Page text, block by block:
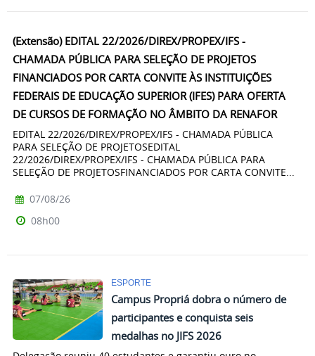
(Extensão) EDITAL 22/2026/DIREX/PROPEX/IFS -
CHAMADA PÚBLICA PARA SELEÇÃO DE PROJETOS
FINANCIADOS POR CARTA CONVITE ÀS INSTITUIÇÕES
FEDERAIS DE EDUCAÇÃO SUPERIOR (IFES) PARA OFERTA
DE CURSOS DE FORMAÇÃO NO ÂMBITO DA RENAFOR
EDITAL 22/2026/DIREX/PROPEX/IFS - CHAMADA PÚBLICA
PARA SELEÇÃO DE PROJETOSEDITAL
22/2026/DIREX/PROPEX/IFS - CHAMADA PÚBLICA PARA
SELEÇÃO DE PROJETOSFINANCIADOS POR CARTA CONVITE...
07/08/26
08h00
ESPORTE
Campus Propriá dobra o número de
participantes e conquista seis
medalhas no JIFS 2026